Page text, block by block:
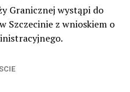
Granicznej wystąpi do
Szczecinie z wnioskiem o